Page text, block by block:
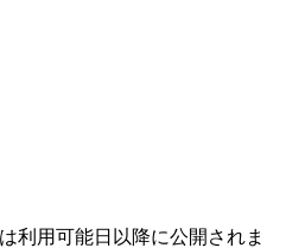
利用可能日以降に公開されま